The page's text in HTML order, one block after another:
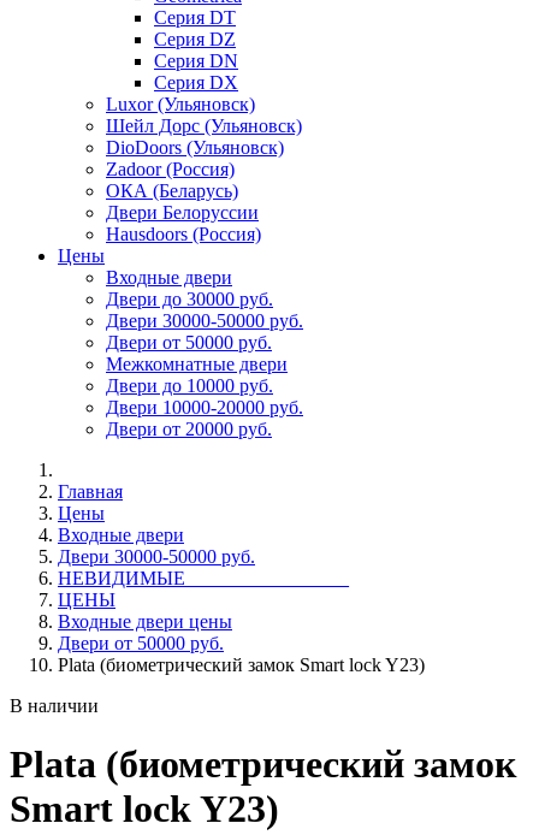
Серия DT
Серия DZ
Серия DN
Серия DX
Luxor (Ульяновск)
Шейл Дорс (Ульяновск)
DioDoors (Ульяновск)
Zadoor (Россия)
ОКА (Беларусь)
Двери Белоруссии
Hausdoors (Россия)
Цены
Входные двери
Двери до 30000 руб.
Двери 30000-50000 руб.
Двери от 50000 руб.
Межкомнатные двери
Двери до 10000 руб.
Двери 10000-20000 руб.
Двери от 20000 руб.
Главная
Цены
Входные двери
Двери 30000-50000 руб.
НЕВИДИМЫЕ_________________
ЦЕНЫ
Входные двери цены
Двери от 50000 руб.
Plata (биометрический замок Smart lock Y23)
В наличии
Plata (биометрический замок
Smart lock Y23)